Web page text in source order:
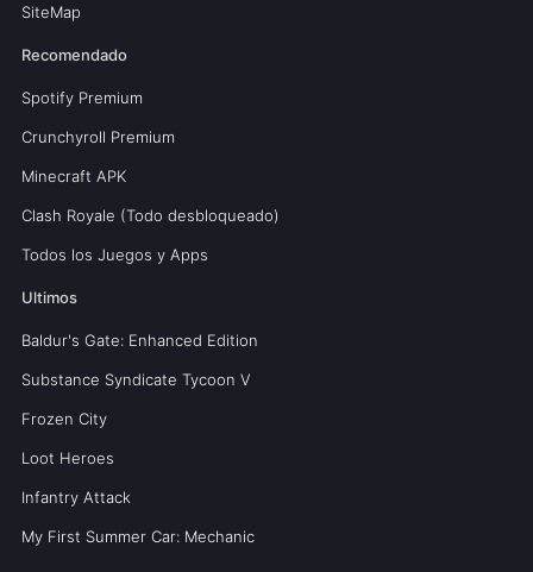
SiteMap
Recomendado
Spotify Premium
Crunchyroll Premium
Minecraft APK
Clash Royale (Todo desbloqueado)
Todos los Juegos y Apps
Ultimos
Baldur's Gate: Enhanced Edition
Substance Syndicate Tycoon V
Frozen City
Loot Heroes
Infantry Attack
My First Summer Car: Mechanic